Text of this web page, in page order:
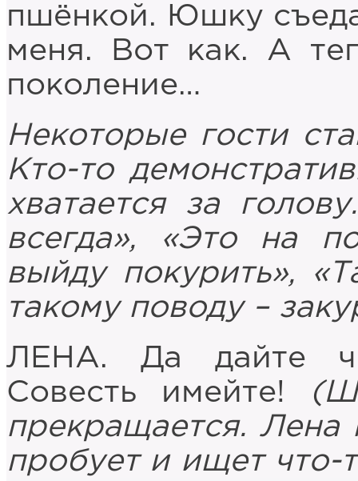
пшёнкой. Юшку
меня. Вот как. А
поколение…
Некоторые гости
Кто-то
хватается за
всегда», «Это на
выйду покурить»,
такому поводу –
ЛЕНА. Да дайте
Совесть имейте!
прекращается. Лена
пробует и ищет что-